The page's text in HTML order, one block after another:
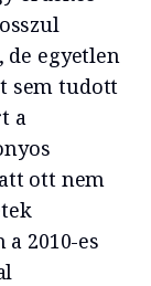
egyetlen
sem tudott
a
ott nem
2010-es